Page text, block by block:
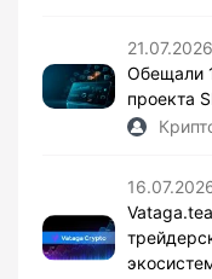
21.07.2026
Обещали
проекта